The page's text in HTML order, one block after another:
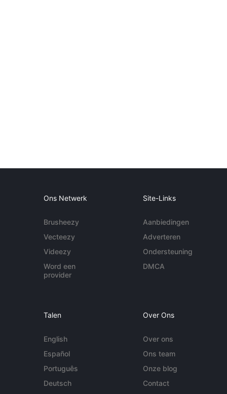
Ons Netwerk
Brusheezy
Vecteezy
Videezy
Word een
provider
Site-Links
Aanbiedingen
Adverteren
Ondersteuning
DMCA
Talen
English
Español
Português
Deutsch
Over Ons
Over ons
Ons team
Onze blog
Contact